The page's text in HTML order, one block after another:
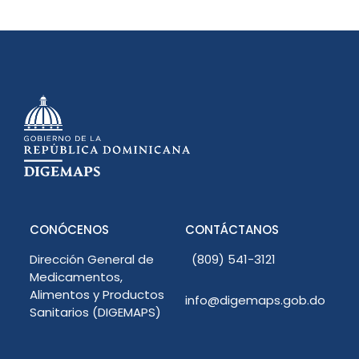
CONÓCENOS
Dirección General de
Medicamentos,
Alimentos y Productos
Sanitarios (DIGEMAPS)
CONTÁCTANOS
(809) 541-3121
info@digemaps.gob.do